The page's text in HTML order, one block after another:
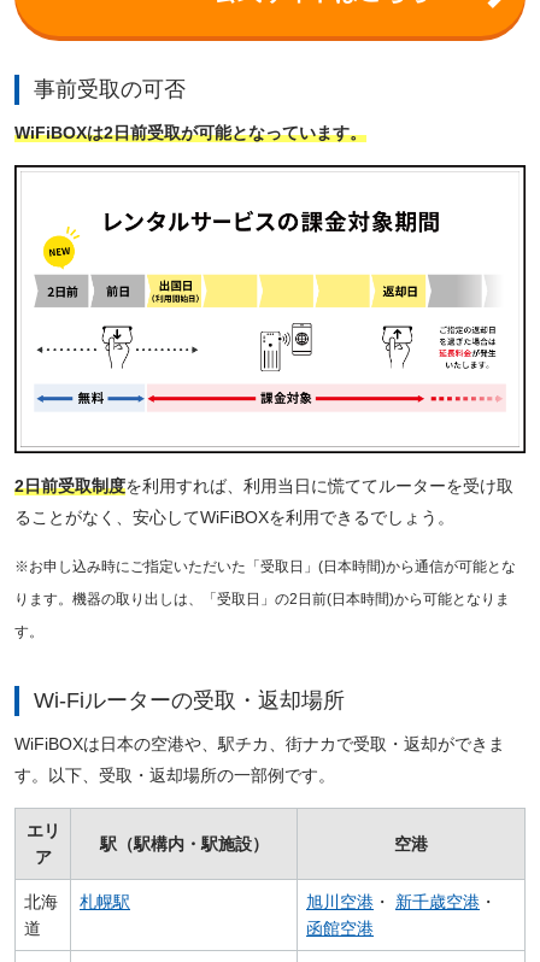
事前受取の可否
WiFiBOXは2日前受取が可能となっています。
2日前受取制度を利用すれば、利用当日に慌ててルーターを受け取
ることがなく、安心してWiFiBOXを利用できるでしょう。
※お申し込み時にご指定いただいた「受取日」(日本時間)から通信が可能とな
ります。機器の取り出しは、「受取日」の2日前(日本時間)から可能となりま
す。
Wi-Fiルーターの受取・返却場所
WiFiBOXは日本の空港や、駅チカ、街ナカで受取・返却ができま
す。以下、受取・返却場所の一部例です。
エリ
ア
駅（駅構内・駅施設） 空港
北海
道
札幌駅 旭川空港 ・ 新千歳空港 ・
函館空港